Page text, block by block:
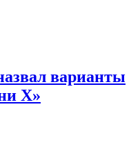
варианты
Х»